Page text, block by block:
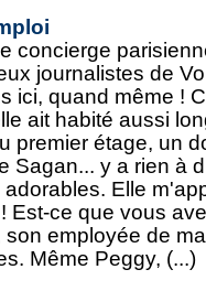
concierge
journalistes de
ici, quand même !
ait habité aussi
premier étage, un
Sagan... y a rien à
Elle
Est-ce que vous
employée de
Même Peggy, (...)